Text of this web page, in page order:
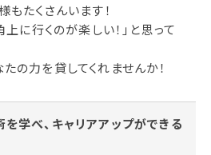
もたくさんいます！
上に行くのが楽しい！」と思って
の力を貸してくれませんか！
学べ、キャリアアップができる